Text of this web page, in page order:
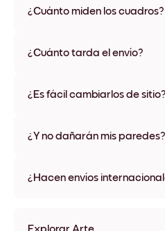
¿Cuánto miden los cuadros?
varios materiales y colores de
¿Cuánto tarda el envío?
disponibles en algunos países.
¿Es fácil cambiarlos de sitio?
ningún daño
¿Y no dañarán mis paredes?
¿Hacen envíos
Explorar Arte